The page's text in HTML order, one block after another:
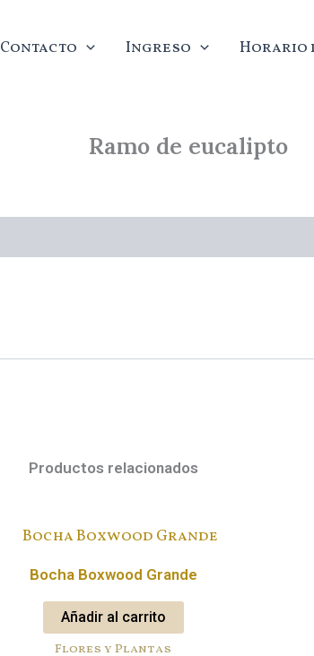
Contacto Ingreso Horario
Ramo de eucalipto
Productos relacionados
Bocha Boxwood Grande
Añadir al carrito
Flores y Plantas